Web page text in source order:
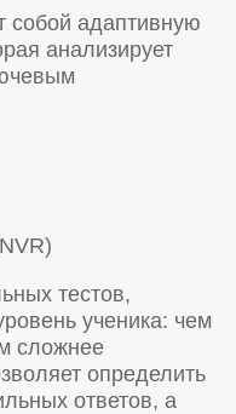
собой адаптивную
анализирует
тестов,
ученика: чем
сложнее
определить
ответов, а